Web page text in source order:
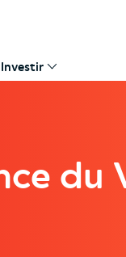
Investir
du